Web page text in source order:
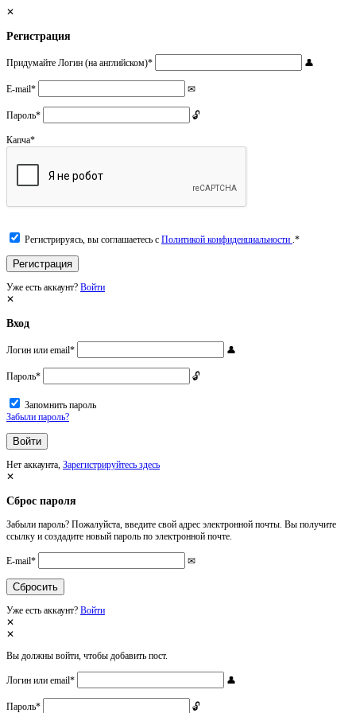
Регистрация
Придумайте Логин (на английском)*
E-mail*
Пароль*
Капча*
Регистрируясь, вы соглашаетесь с Политикой конфиденциальности .*
Уже есть аккаунт? Войти
Вход
Логин или email*
Пароль*
Запомнить пароль
Забыли пароль?
Нет аккаунта, Зарегистрируйтесь здесь
Сброс пароля
Забыли пароль? Пожалуйста, введите свой адрес электронной почты. Вы получите
ссылку и создадите новый пароль по электронной почте.
E-mail*
Уже есть аккаунт? Войти
Вы должны войти, чтобы добавить пост.
Логин или email*
Пароль*